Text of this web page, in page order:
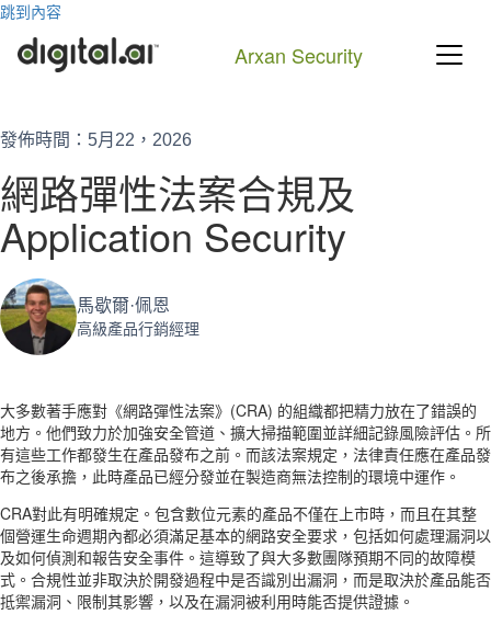
跳到內容
Arxan Security
發佈時間：5月22，2026
網路彈性法案合規及
Application Security
馬歇爾·佩恩
高級產品行銷經理
大多數著手應對《網路彈性法案》(CRA) 的組織都把精力放在了錯誤的
地方。他們致力於加強安全管道、擴大掃描範圍並詳細記錄風險評估。所
有這些工作都發生在產品發布之前。而該法案規定，法律責任應在產品發
布之後承擔，此時產品已經分發並在製造商無法控制的環境中運作。
CRA對此有明確規定。包含數位元素的產品不僅在上市時，而且在其整
個營運生命週期內都必須滿足基本的網路安全要求，包括如何處理漏洞以
及如何偵測和報告安全事件。這導致了與大多數團隊預期不同的故障模
式。合規性並非取決於開發過程中是否識別出漏洞，而是取決於產品能否
抵禦漏洞、限制其影響，以及在漏洞被利用時能否提供證據。